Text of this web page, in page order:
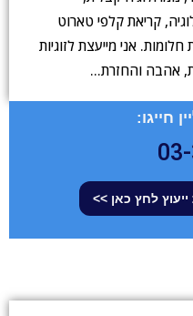
קריאת קלפי טארוט
אני מייעצת לזוגיות
אהבה והחזרת…
חייגו:
לחץ כאן >>